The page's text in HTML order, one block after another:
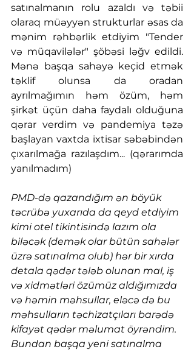
satınalmanın rolu azaldı və təbii
olaraq müəyyən strukturlar əsas da
mənim rəhbərlik etdiyim "Tender
və müqavilələr" şöbəsi ləğv edildi.
Mənə başqa sahəyə keçid etmək
təklif olunsa da oradan
ayrılmağımın həm özüm, həm
şirkət üçün daha faydalı olduğuna
qərar verdim və pandemiya təzə
başlayan vaxtda ixtisar səbəbindən
çıxarılmağa razılaşdım... (qərarımda
yanılmadım)
PMD-də qazandığım ən böyük
təcrübə yuxarıda da qeyd etdiyim
kimi otel tikintisində lazım ola
biləcək (demək olar bütün sahələr
üzrə satınalma olub) hər bir xırda
detala qədər tələb olunan mal, iş
və xidmətləri özümüz aldığımızda
və həmin məhsullar, eləcə də bu
məhsulların təchizatçıları barədə
kifayət qədər məlumat öyrəndim.
Bundan başqa yeni satınalma